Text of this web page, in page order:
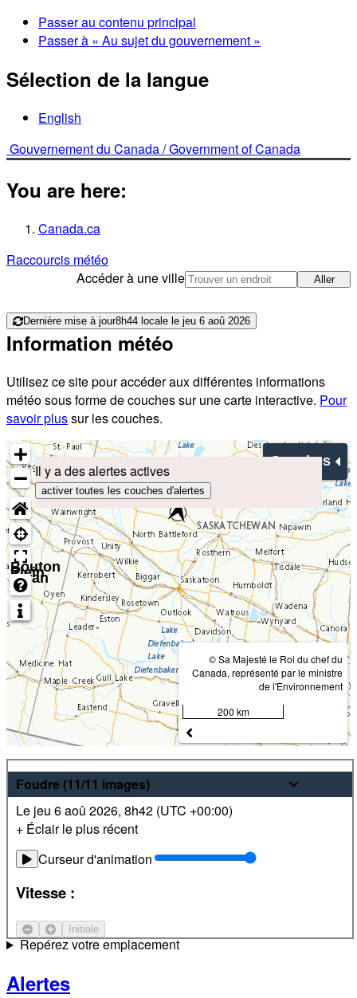
Passer au contenu principal
Passer à « Au sujet du gouvernement »
Sélection de la langue
English
Gouvernement du Canada /Government of Canada
You are here:
Canada.ca
Raccourcis météo
Accéder à une ville
Aller
Dernière mise à jour8h44 locale le jeu 6 aoû 2026
Information météo
Utilisez ce site pour accéder aux différentes informations
météo sous forme de couches sur une carte interactive. Pour
savoir plussur les couches.
Il y a des alertes actives
activer toutes les couches d'alertes
Foudre(11/11 images)
Le jeu 6 aoû 2026, 8h42 (UTC +00:00)
+ Éclair le plus récent
Curseur d'animation
Vitesse :
Initiale
Couches
Bouton
Plein
écran
© Sa Majesté le Roi du chef du
Canada, représenté par le ministre
de l'Environnement
200 km
Météo
Prévisions pour les 24 prochaines heures et sur 7 jours les
plus récentes pour des endroits partout au Canada. De plus,
visualisez des images radar et satellite locales.
Repérez votre emplacement
Alertes